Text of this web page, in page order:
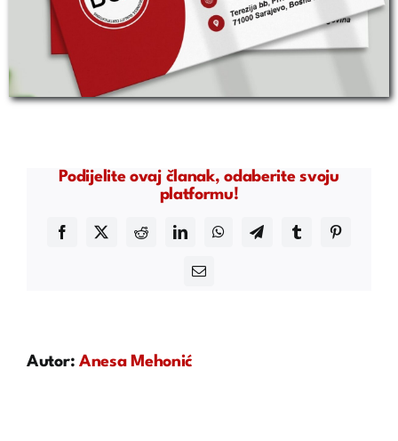
Podijelite ovaj članak, odaberite svoju
platformu!
Facebook
X RedditLinkedInWhatsAppTelegramTumblrPinterest
Email
Autor: Anesa Mehonić